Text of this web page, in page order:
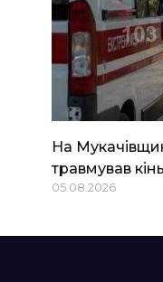
На
травмував
05.08.2026